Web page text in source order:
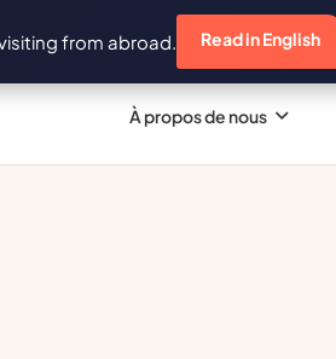
À propos de nous
from abroad. Read in English